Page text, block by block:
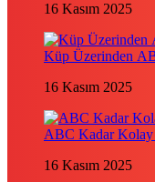
16 Kasım 2025
Küp Üzerinden
16 Kasım 2025
ABC Kadar Kolay
16 Kasım 2025